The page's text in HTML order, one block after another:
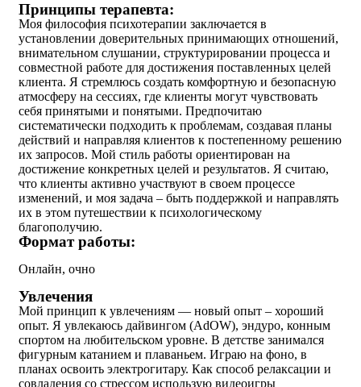
Принципы терапевта:
Моя философия психотерапии заключается в
установлении доверительных принимающих отношений,
внимательном слушании, структурировании процесса и
совместной работе для достижения поставленных целей
клиента. Я стремлюсь создать комфортную и безопасную
атмосферу на сессиях, где клиенты могут чувствовать
себя принятыми и понятыми. Предпочитаю
систематически подходить к проблемам, создавая планы
действий и направляя клиентов к постепенному решению
их запросов. Мой стиль работы ориентирован на
достижение конкретных целей и результатов. Я считаю,
что клиенты активно участвуют в своем процессе
изменений, и моя задача – быть поддержкой и направлять
их в этом путешествии к психологическому
благополучию.
Формат работы:
Онлайн, очно
Увлечения
Мой принцип к увлечениям — новый опыт – хороший
опыт. Я увлекаюсь дайвингом (AdOW), эндуро, конным
спортом на любительском уровне. В детстве занимался
фигурным катанием и плаваньем. Играю на фоно, в
планах освоить электрогитару. Как способ релаксации и
совладения со стрессом использую видеоигры